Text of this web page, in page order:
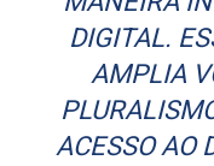
DIGITAL.
AMPLIA
ACESSO AO